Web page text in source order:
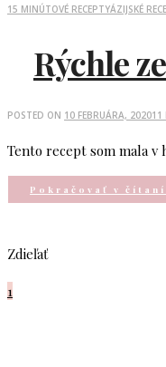
15 MINÚTOVÉ RECEPTYÁZIJSKÉ
Rýchle
POSTED ON 10 FEBRUÁRA, 202011
Tento recept som mala v
Pokračovať v čítaní
Zdieľať
1